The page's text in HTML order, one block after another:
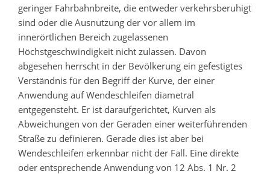
geringer Fahrbahnbreite, die entweder verkehrsberuhigt
sind oder die Ausnutzung der vor allem im
innerörtlichen Bereich zugelassenen
Höchstgeschwindigkeit nicht zulassen. Davon
abgesehen herrscht in der Bevölkerung ein gefestigtes
Verständnis für den Begriff der Kurve, der einer
Anwendung auf Wendeschleifen diametral
entgegensteht. Er ist daraufgerichtet, Kurven als
Abweichungen von der Geraden einer weiterführenden
Straße zu definieren. Gerade dies ist aber bei
Wendeschleifen erkennbar nicht der Fall. Eine direkte
oder entsprechende Anwendung von 12 Abs. 1 Nr. 2